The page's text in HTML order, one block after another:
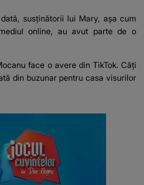
susținătorii lui Mary, așa cum
online, au avut parte de o
face o avere din TikTok. Câți
din buzunar pentru casa visurilor